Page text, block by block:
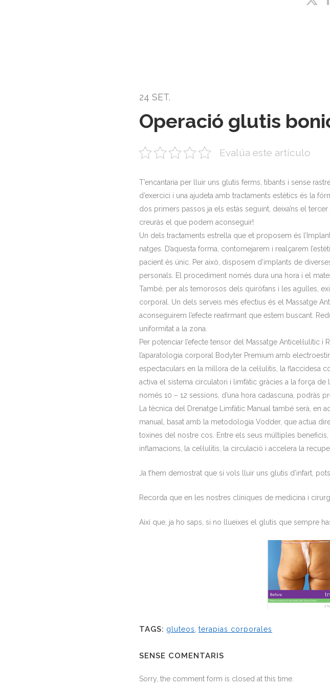
24 SET.
Operació glutis
Evalúa este artículo
T’encantaria per lluir uns glutis ferms, tibants i sense
d’exercici i una ajudeta amb tractaments estètics és la
dos primers passos ja els estàs seguint, deixa’ns el
creuràs el que podem aconseguir!
Un dels tractaments estrella que et proposem és
natges. D’aquesta forma, contornejarem i realçarem
pacient és únic. Per això, disposem d’implants de
personals. El procediment només dura una hora i el
També, per als temorosos dels quiròfans i les agulles,
corporal. Un dels serveis més efectius és el Massatge
aconseguirem l’efecte reafirmant que estem buscant.
uniformitat a la zona.
Per potenciar l’efecte tensor del Massatge
l’aparatologia corporal Bodyter Premium amb
espectaculars en la millora de la cel·lulitis, la
activa el sistema circulatori i limfàtic gràcies a la força
només 10 – 12 sessions, d’una hora cadascuna, podràs
La tècnica del Drenatge Limfàtic Manual també serà, en
manual, basat amb la metodologia Vodder, que actua
toxines del nostre cos. Entre els seus múltiples
inflamacions, la cel·lulitis, la circulació i accelera la
Ja t’hem demostrat que si vols lluir uns glutis d’infart,
Recorda que en les nostres clíniques de medicina i
Així que, ja ho saps, si no llueixes el glutis que sempre
TAGS: gluteos terapias corporales
SENSE COMENTARIS
Sorry, the comment form is closed at this time.